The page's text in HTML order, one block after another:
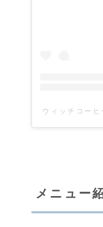
ウィッチコー
メニュー